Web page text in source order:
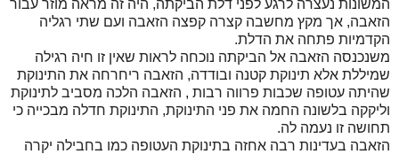
המשונות נעצרה לרגע לפני דלת הביקתה, היה זה מראה מוזר עבור
הזאבה, אך מקץ מחשבה קצרה קפצה הזאבה ועם שתי רגליה
הקדמיות פתחה את הדלת.
משנכנסה הזאבה אל הביקתה נוכחה לראות שאין זו חיה רגילה
שמיללת אלא תינוקת קטנה ובודדה, הזאבה ריחרחה את התינוקת
שהיתה עטופה שכבות פרווה רבות , הזאבה הלכה מסביב לתינוקת
וליקקה בלשונה החמה את פני התינוקת, התינוקת חדלה מבכייה כי
תחושה זו נעמה לה.
הזאבה בעדינות רבה אחזה בתינוקת העטופה כמו בחבילה יקרה